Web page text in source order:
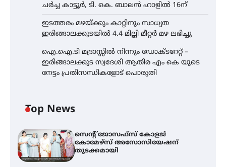
ചർച്ച കാട്ടൂർ, ടി. കെ. ബാലൻ ഹാളിൽ 16ന്
ഇടത്തരം മഴയ്ക്കും കാറ്റിനും സാധ്യത
ഇരിങ്ങാലക്കുടയിൽ 4.4 മില്ലി മീറ്റർ മഴ ലഭിച്ചു
ഐ.ഐ.ടി മദ്രാസ്സിൽ നിന്നും ഡോക്ടറേറ്റ് –
ഇരിങ്ങാലക്കുട സ്വദേശി ആതിര എം കെ യുടെ
നേട്ടം പ്രതിസന്ധികളോട് പൊരുതി
Top News
സെന്റ് ജോസഫ്സ് കോളജ്
കോമേഴ്‌സ് അസോസിയേഷന്
തുടക്കമായി